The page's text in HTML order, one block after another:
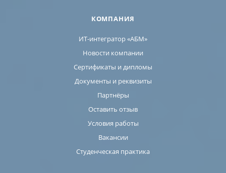
КОМПАНИЯ
ИТ-интегратор «АБМ»
Новости компании
Сертификаты и дипломы
Документы и реквизиты
Партнёры
Оставить отзыв
Условия работы
Вакансии
Студенческая практика